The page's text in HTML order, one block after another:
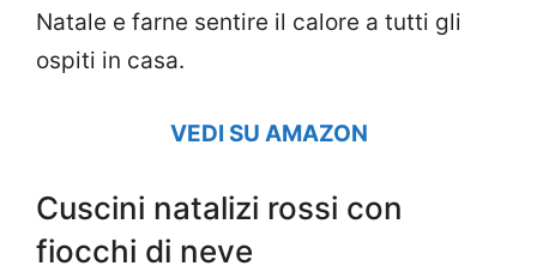
Natale e farne sentire il calore a tutti gli
ospiti in casa.
VEDI SU AMAZON
Cuscini natalizi rossi con
fiocchi di neve